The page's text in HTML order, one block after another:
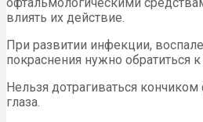
влиять их действие.
При развитии инфекции,
покраснения нужно обратиться
Нельзя дотрагиваться
глаза.